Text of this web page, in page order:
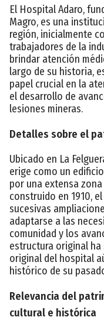
El Hospital Adaro,
Magro, es una
región, inicialmente
trabajadores de la
brindar atención
largo de su historia,
papel crucial en la
el desarrollo de
lesiones mineras.
Detalles sobre el
Ubicado en La
erige como un
por una extensa
construido en 1910,
sucesivas
adaptarse a las
comunidad y los
estructura original
original del hospital
histórico de su
Relevancia del
cultural e histórica